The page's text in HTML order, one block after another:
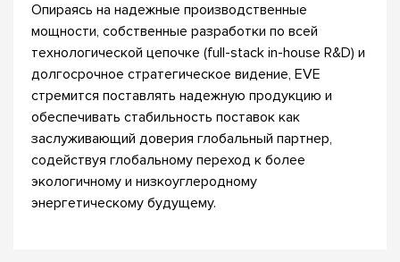
Опираясь на надежные производственные
мощности, собственные разработки по всей
технологической цепочке (full-stack in-house R&D) и
долгосрочное стратегическое видение, EVE
стремится поставлять надежную продукцию и
обеспечивать стабильность поставок как
заслуживающий доверия глобальный партнер,
содействуя глобальному переход к более
экологичному и низкоуглеродному
энергетическому будущему.